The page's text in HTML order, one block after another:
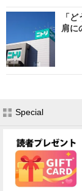
「
肩に
Special